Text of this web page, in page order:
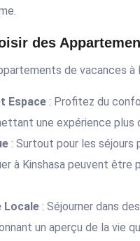
des
de vacances à
Espace : Profitez du
une expérience plus
: Surtout pour les séjours
à Kinshasa peuvent être
Locale : Séjourner dans
un aperçu de la vie